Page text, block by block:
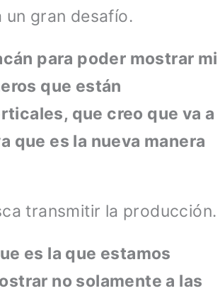
gran desafío.
para poder mostrar mi
que están
que creo que va a
que es la nueva manera
transmitir la producción.
es la que estamos
no solamente a las